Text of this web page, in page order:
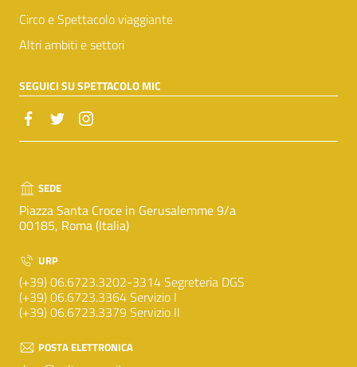
Circo e Spettacolo viaggiante
Altri ambiti e settori
SEGUICI SU SPETTACOLO MIC
SEDE
Piazza Santa Croce in Gerusalemme 9/a
00185, Roma (Italia)
URP
(+39) 06.6723.3202-3314 Segreteria DGS
(+39) 06.6723.3364 Servizio I
(+39) 06.6723.3379 Servizio II
POSTA ELETTRONICA